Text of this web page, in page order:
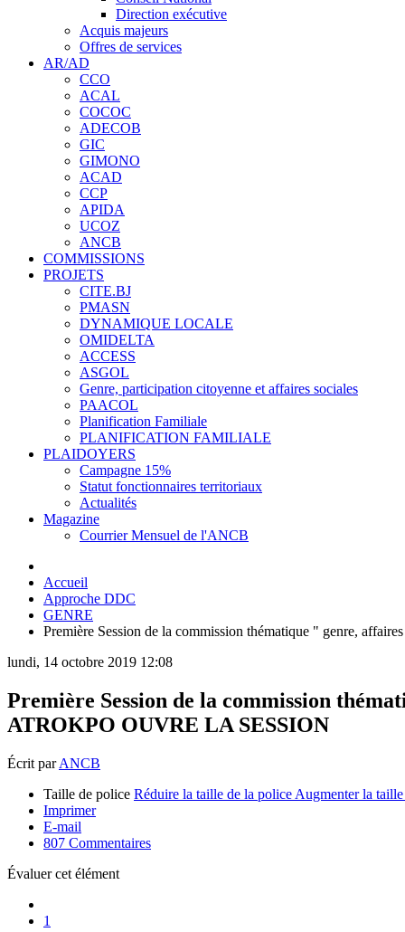
Direction exécutive
Acquis majeurs
Offres de services
AR/AD
CCO
ACAL
COCOC
ADECOB
GIC
GIMONO
ACAD
CCP
APIDA
UCOZ
ANCB
COMMISSIONS
PROJETS
CITE.BJ
PMASN
DYNAMIQUE LOCALE
OMIDELTA
ACCESS
ASGOL
Genre, participation citoyenne et affaires sociales
PAACOL
Planification Familiale
PLANIFICATION FAMILIALE
PLAIDOYERS
Campagne 15%
Statut fonctionnaires territoriaux
Actualités
Magazine
Courrier Mensuel de l'ANCB
Accueil
Approche DDC
GENRE
Première Session de la commission thématique " genre,
lundi, 14 octobre 2019 12:08
Première Session de la commission
ATROKPO OUVRE LA SESSION
Écrit parANCB
Taille de police Réduire la taille de la police Augmenter la
Imprimer
E-mail
807 Commentaires
Évaluer cet élément
1